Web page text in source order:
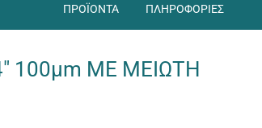
ΠΡΟΪΟΝΤΑ ΠΛΗΡΟΦΟΡΙΕΣ
100μm ΜΕ ΜΕΙΩΤΗ